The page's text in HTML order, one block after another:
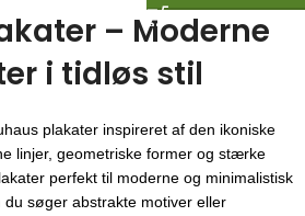
– Moderne
i tidløs stil
plakater inspireret af den ikoniske
linjer, geometriske former og stærke
perfekt til moderne og minimalistisk
søger abstrakte motiver eller